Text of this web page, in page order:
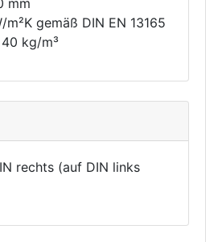
mm
m²K gemäß DIN EN 13165
40 kg/m³
rechts (auf DIN links